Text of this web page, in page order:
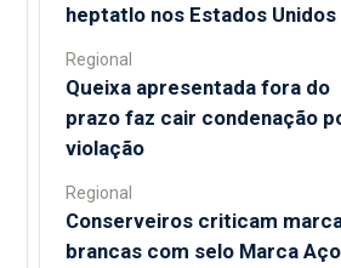
heptatlo nos Estados Unidos
Regional
Queixa apresentada fora do
prazo faz cair condenação
violação
Regional
Conserveiros criticam
brancas com selo Marca